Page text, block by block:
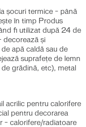
șocuri termice – până
în timp Produs
fi utilizat după 24 de
decorează și
apă caldă sau de
suprafețe de lemn
grădină, etc), metal
acrilic pentru calorifere
pentru decorarea
– calorifere/radiatoare